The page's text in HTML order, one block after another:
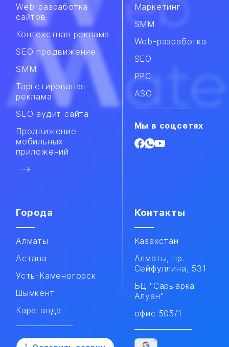
Web-разработка
сайтов
Контекстная реклама
SEO продвижение
SMM​
Таргетированая
реклама
SEO аудит сайта
Продвижение
мобильных
приложений​
Маркетинг
SMM
Web-разработка
SEO
PPC
ASO
Мы в соцсетях
Города
Алматы
Астана
Усть-Каменогорск
Шымкент
Караганда
Контакты
Казахстан
Алматы, пр.
Сейфуллина, 531
БЦ "Сарыарка
Алуан"
офис 505/1